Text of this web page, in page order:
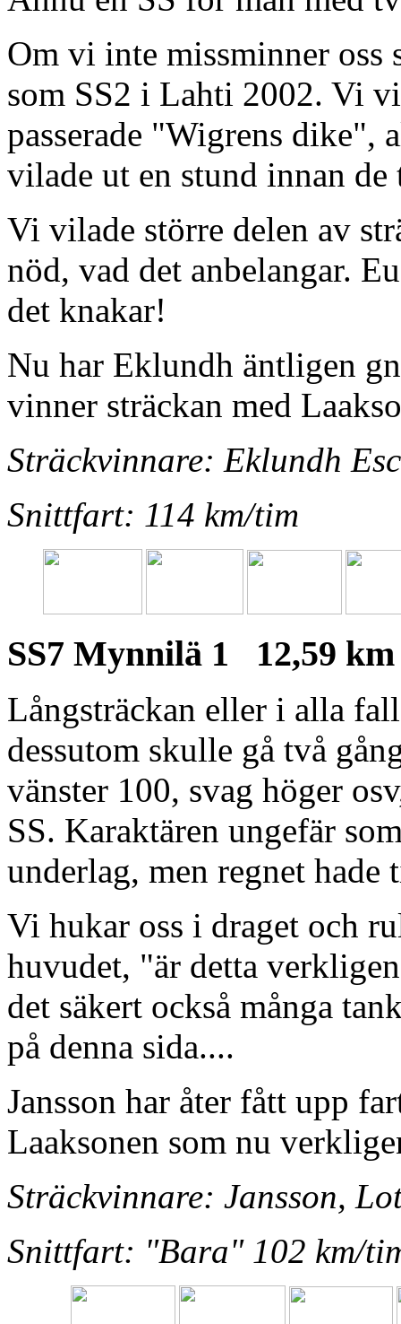
Om vi inte missminner oss
som SS2 i Lahti 2002. Vi
passerade "Wigrens dike",
vilade ut en stund innan
Vi vilade större delen av
nöd, vad det anbelangar.
det knakar!
Nu har Eklundh äntligen
vinner sträckan med
Sträckvinnare: Eklundh
Snittfart: 114 km/tim
SS7 Mynnilä 1 12,59
Långsträckan eller i alla
dessutom skulle gå två
vänster 100, svag höger
SS. Karaktären ungefär
underlag, men regnet
Vi hukar oss i draget och
huvudet, "är detta
det säkert också många
på denna sida....
Jansson har åter fått upp
Laaksonen som nu
Sträckvinnare: Jansson,
Snittfart: "Bara" 102 km/